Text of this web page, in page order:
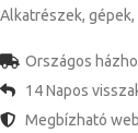
Alkatrészek,
Országos
14 Napos
Megbízható